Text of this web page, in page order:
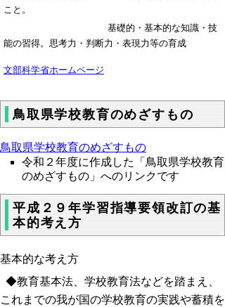
こと。
基礎的・基本的な知識・技
能の習得。思考力・判断力・表現力等の育成
文部科学省ホームページ
鳥取県学校教育のめざすもの
鳥取県学校教育のめざすもの
令和２年度に作成した「鳥取県学校教育
のめざすもの」へのリンクです
平成２９年学習指導要領改訂の基
本的考え方
基本的な考え方
◆教育基本法、学校教育法などを踏まえ、
これまでの我が国の学校教育の実践や蓄積を